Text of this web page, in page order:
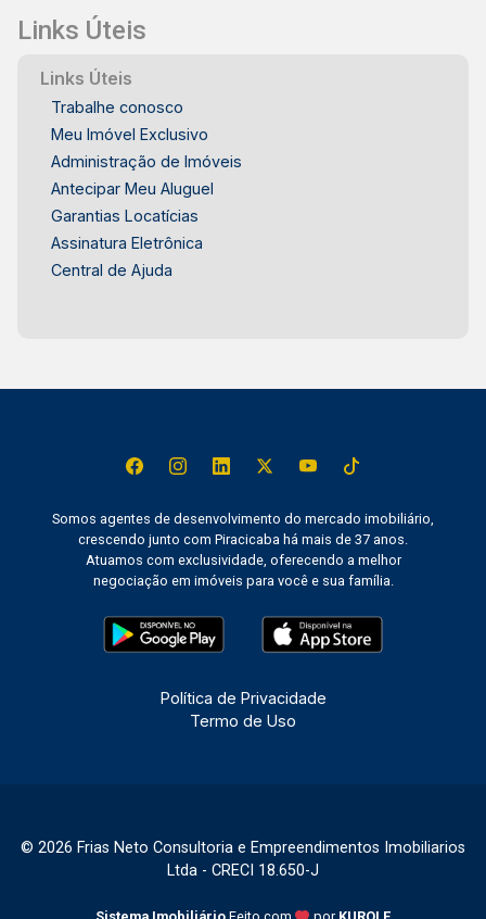
Links Úteis
Links Úteis
Trabalhe conosco
Meu Imóvel Exclusivo
Administração de Imóveis
Antecipar Meu Aluguel
Garantias Locatícias
Assinatura Eletrônica
Central de Ajuda
Somos agentes de desenvolvimento do mercado imobiliário,
crescendo junto com Piracicaba há mais de 37 anos.
Atuamos com exclusividade, oferecendo a melhor
negociação em imóveis para você e sua família.
Política de Privacidade
Termo de Uso
© 2026 Frias Neto Consultoria e Empreendimentos Imobiliarios
Ltda - CRECI 18.650-J